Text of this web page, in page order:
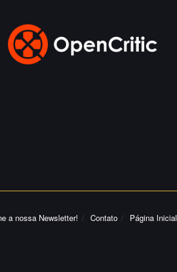
a nossa Newsletter! Contato Página Inicial